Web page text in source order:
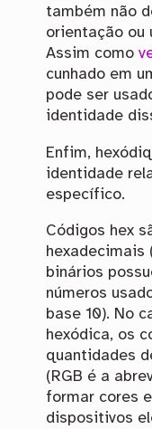
também não
orientação ou
Assim como
cunhado em
pode ser
identidade
Enfim,
identidade
específico.
Códigos hex
hexadecimais
binários
números
base 10). No
hexódica, os
quantidades
(RGB é a
formar cores
dispositivos